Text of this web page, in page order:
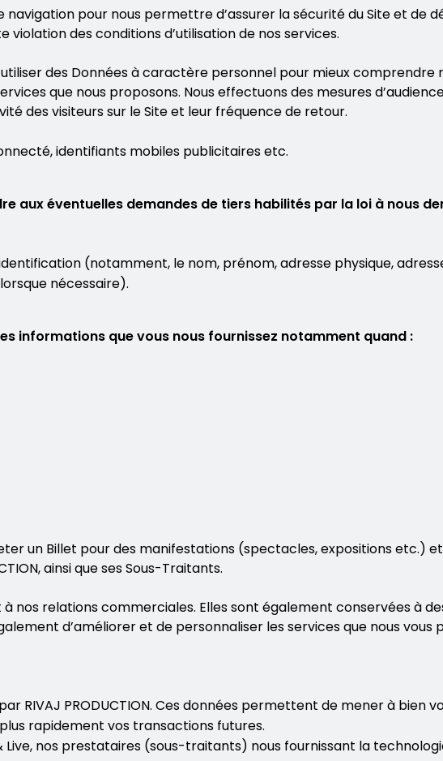
pour nous permettre d’assurer la sécurité du Site et de
des conditions d’utilisation de nos services.
des Données à caractère personnel pour mieux comprendre
que nous proposons. Nous effectuons des mesures
des visiteurs sur le Site et leur fréquence de retour.
identifiants mobiles publicitaires etc.
aux éventuelles demandes de tiers habilités par la loi à nous
(notamment, le nom, prénom, adresse physique,
nécessaire).
informations que vous nous fournissez notamment quand :
un Billet pour des manifestations (spectacles, expositions etc.)
ainsi que ses Sous-Traitants.
nos relations commerciales. Elles sont également conservées à
d’améliorer et de personnaliser les services que nous vous
RIVAJ PRODUCTION. Ces données permettent de mener à bien
rapidement vos transactions futures.
nos prestataires (sous-traitants) nous fournissant la